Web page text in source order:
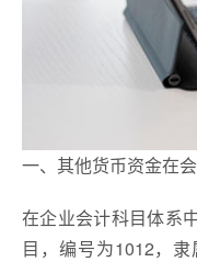
一、其他货币资金在
在企业会计科目体系
目，编号为1012，